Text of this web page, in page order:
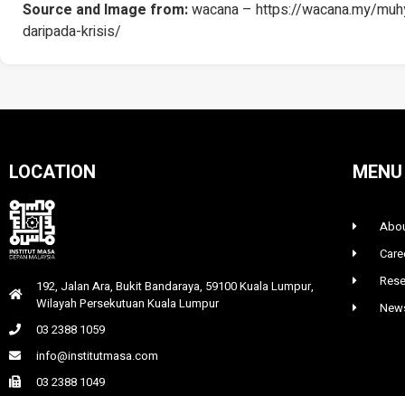
Source and Image from:wacana – https://wacana.my/
daripada-krisis/
LOCATION
192, Jalan Ara, Bukit Bandaraya, 59100 Kuala Lumpur,
Wilayah Persekutuan Kuala Lumpur
03 2388 1059
info@institutmasa.com
03 2388 1049
MENU